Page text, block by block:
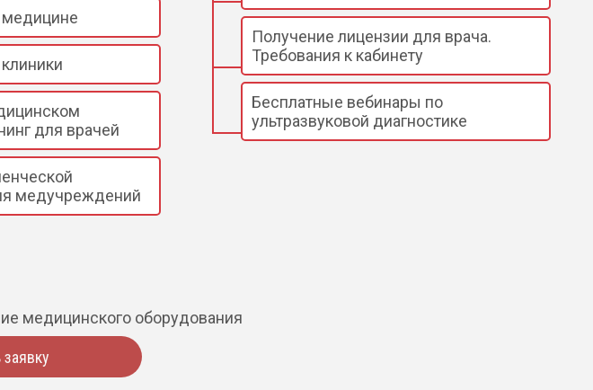
медицине
для врачей
медучреждений
Получение лицензии для врача.
Требования к кабинету
Бесплатные вебинары по
ультразвуковой диагностике
медицинского оборудования